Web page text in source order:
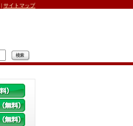
| サイトマップ